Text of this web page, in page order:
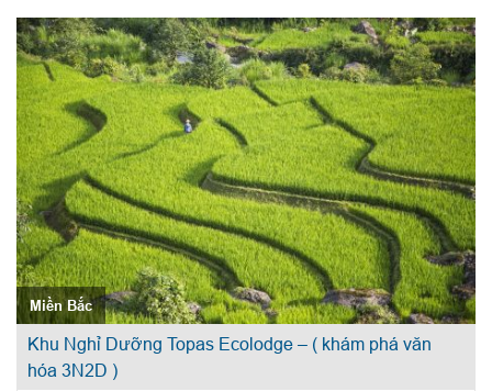
Miền Bắc
Khu Nghỉ Dưỡng Topas Ecolodge – ( khám phá văn
hóa 3N2D )